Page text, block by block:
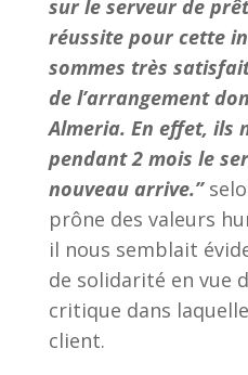
sur le serveur de
réussite pour cette
sommes très
de l’arrangement
Almeria. En effet, ils
pendant 2 mois le
nouveau arrive.”
prône des valeurs
il nous semblait
de solidarité en vue
critique dans
client.